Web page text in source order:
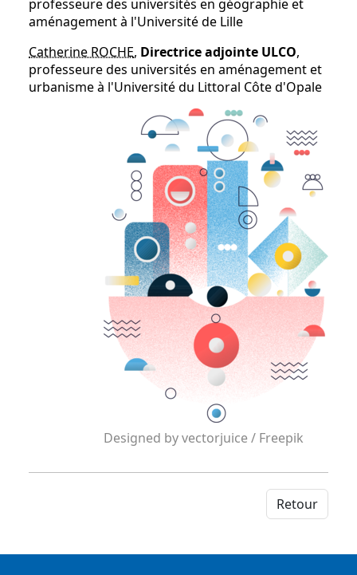
professeure des universités en géographie et
aménagement à l'Université de Lille
Catherine ROCHE, Directrice adjointe ULCO,
professeure des universités en aménagement et
urbanisme à l'Université du Littoral Côte d'Opale
Designed by vectorjuice / Freepik
Retour